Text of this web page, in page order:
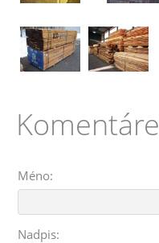
Komentáre
Méno:
Nadpis: